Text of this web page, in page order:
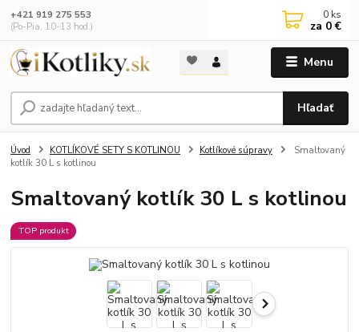
Menu
Hľadať
+421 919 275 553
(Po-Pia, 10-13 hod.)
0 ks
za 0 €
Úvod KOTLÍKOVÉ SETY S KOTLINOU Kotlíkové súpravy
Smaltovaný
kotlík 30 L s kotlinou
Smaltovaný kotlík 30 L s kotlinou
TOP produkt